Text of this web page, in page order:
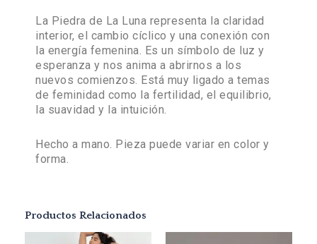
La Piedra de La Luna representa la claridad
interior, el cambio cíclico y una conexión con
la energía femenina. Es un símbolo de luz y
esperanza y nos anima a abrirnos a los
nuevos comienzos. Está muy ligado a temas
de feminidad como la fertilidad, el equilibrio,
la suavidad y la intuición.
Hecho a mano. Pieza puede variar en color y
forma.
Productos Relacionados